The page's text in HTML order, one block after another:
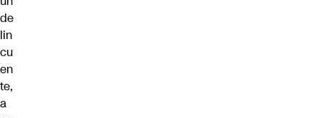
de
lin
cu
en
te,
a